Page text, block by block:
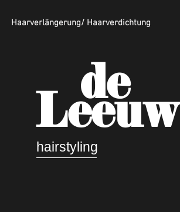
Haarverlängerung/ Haarverdichtung
de
Leeuw
hairstyling